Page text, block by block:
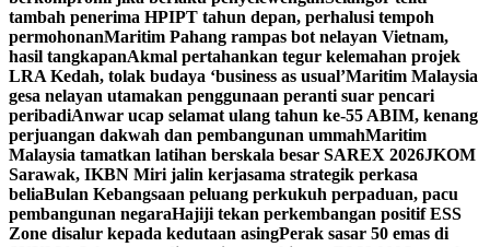
tambah penerima HPIPT tahun depan, perhalusi tempoh
permohonanMaritim Pahang rampas bot nelayan Vietnam,
hasil tangkapanAkmal pertahankan tegur kelemahan projek
LRA Kedah, tolak budaya ‘business as usual’Maritim Malaysia
gesa nelayan utamakan penggunaan peranti suar pencari
peribadiAnwar ucap selamat ulang tahun ke-55 ABIM, kenang
perjuangan dakwah dan pembangunan ummahMaritim
Malaysia tamatkan latihan berskala besar SAREX 2026JKOM
Sarawak, IKBN Miri jalin kerjasama strategik perkasa
beliaBulan Kebangsaan peluang perkukuh perpaduan, pacu
pembangunan negaraHajiji tekan perkembangan positif ESS
Zone disalur kepada kedutaan asingPerak sasar 50 emas di